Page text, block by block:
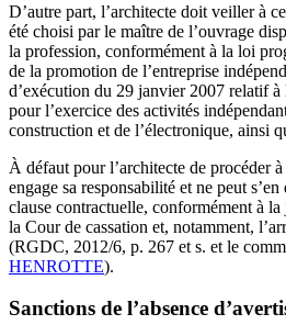
D’autre part, l’architecte doit veiller à
été choisi par le maître de l’ouvrage
la profession, conformément à la loi
de la promotion de l’entreprise
d’exécution du 29 janvier 2007 relatif
pour l’exercice des activités
construction et de l’électronique, ainsi
À défaut pour l’architecte de procéder
engage sa responsabilité et ne peut
clause contractuelle, conformément à
la Cour de cassation et, notamment,
(RGDC, 2012/6, p. 267 et s. et le
HENROTTE).
Sanctions de l’absence